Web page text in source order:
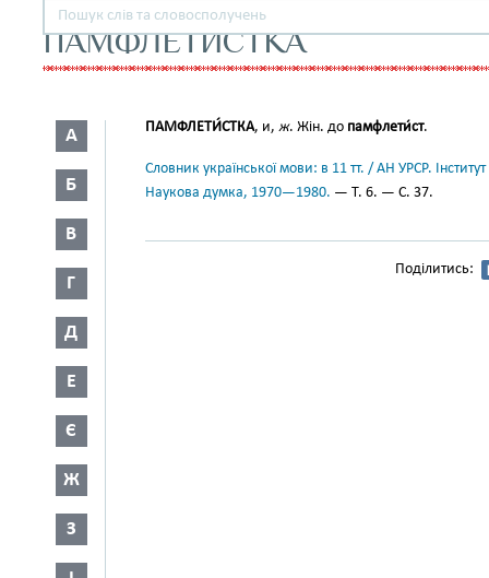
ПАМФЛЕТИСТКА
А
Б
В
Г
Д
Е
Є
Ж
З
ПАМФЛЕТИ́СТКА, и, ж. Жін. до памфлети́ст.
Словник української мови: в 11 тт. / АН УРСР.
Наукова думка, 1970—1980. — Т. 6. — С. 37.
Поділитись: